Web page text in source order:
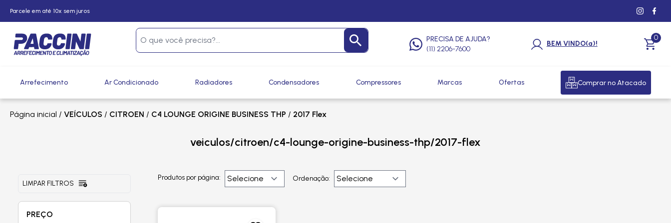
Parcele em até 10x sem juros
PRECISA DE AJUDA?
(11) 2206-7600
BEM VINDO(a)!
0
Arrefecimento Ar Condicionado Radiadores Condensadores Compressores Marcas Ofertas Comprar no Atacado
Página inicial / VEÍCULOS / CITROEN / C4 LOUNGE ORIGINE BUSINESS THP / 2017 Flex
veiculos/citroen/c4-lounge-origine-business-thp/2017-flex
LIMPAR FILTROS
PREÇO
Produtos por página: Ordenação: